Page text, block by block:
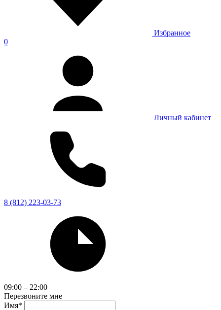
Избранное
0
Личный кабинет
8 (812) 223-03-73
09:00 – 22:00
Перезвоните мне
Имя*